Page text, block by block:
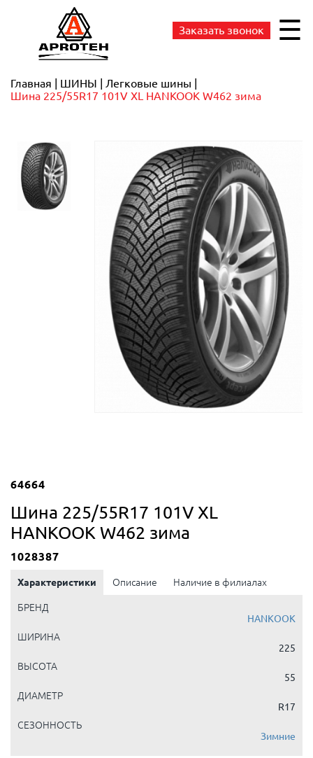
Заказать звонок ☰
Главная ШИНЫ
Легковые шины
Шина 225/55R17 101V XL HANKOOK W462 зима
64664
Шина 225/55R17 101V XL
HANKOOK W462 зима
1028387
Характеристики Описание Наличие в филиалах
БРЕНД
HANKOOK
ШИРИНА
225
ВЫСОТА
55
ДИАМЕТР
R17
СЕЗОННОСТЬ
Зимние